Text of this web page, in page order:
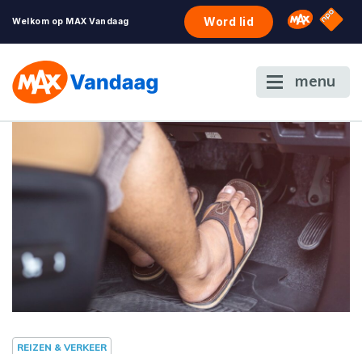
Welkom op MAX Vandaag Word lid Omroep
NPO
menu
REIZEN & VERKEER